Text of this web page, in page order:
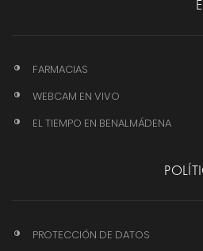
FARMACIAS
WEBCAM EN VIVO
EL TIEMPO EN BENALMÁDENA
PROTECCIÓN DE DATOS